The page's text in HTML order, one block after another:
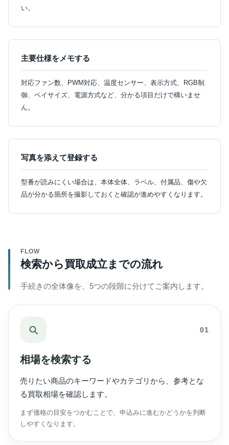
い。
主要仕様をメモする
対応ファン数、PWM対応、温度センサー、表示方式、RGB制
御、ベイサイズ、電源方式など、分かる項目だけで構いませ
ん。
写真を添えて登録する
型番が読みにくい場合は、本体全体、ラベル、付属品、傷や欠
品が分かる箇所を撮影しておくと確認が進めやすくなります。
FLOW
検索から買取成立までの流れ
手続きの全体像を、5つの段階に分けてご案内します。
01
相場を検索する
売りたい商品のキーワードやカテゴリから、参考とな
る買取相場を確認します。
まず価格の目安をつかむことで、申込みに進むかどうかを判断
しやすくなります。